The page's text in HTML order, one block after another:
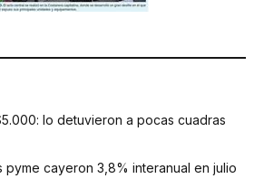
lo detuvieron a pocas cuadras
pyme cayeron 3,8% interanual en julio